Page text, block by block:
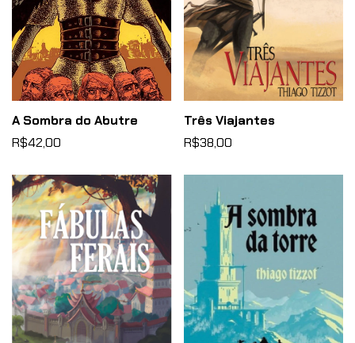
A Sombra do Abutre
R$42,00
Três Viajantes
R$38,00